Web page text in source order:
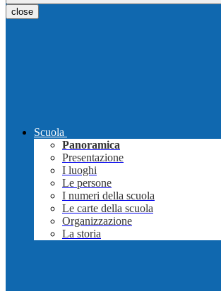
close
Scuola
Panoramica
Presentazione
I luoghi
Le persone
I numeri della scuola
Le carte della scuola
Organizzazione
La storia